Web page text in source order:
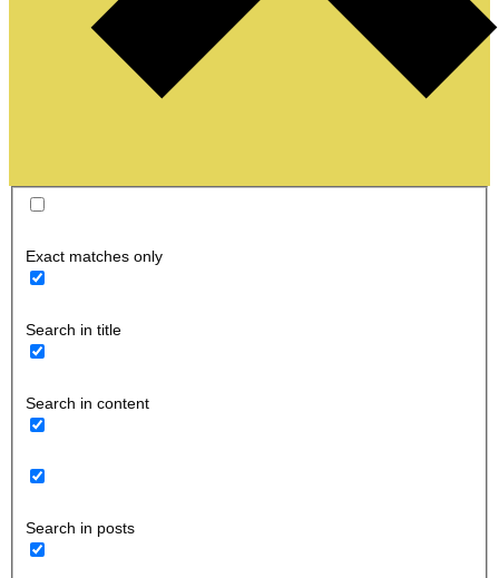
Exact matches only
Search in title
Search in content
Search in posts